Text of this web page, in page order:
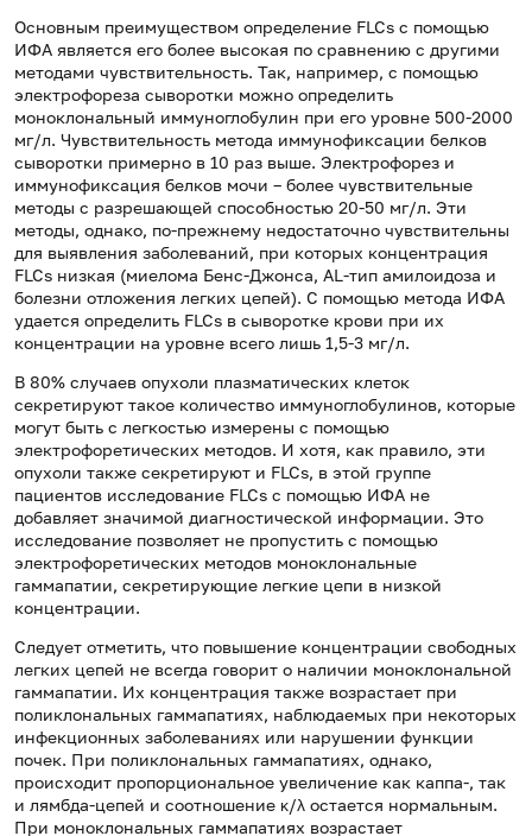
Основным преимуществом определение FLCs с помощью
ИФА является его более высокая по сравнению с другими
методами чувствительность. Так, например, с помощью
электрофореза сыворотки можно определить
моноклональный иммуноглобулин при его уровне 500-2000
мг/л. Чувствительность метода иммунофиксации белков
сыворотки примерно в 10 раз выше. Электрофорез и
иммунофиксация белков мочи – более чувствительные
методы с разрешающей способностью 20-50 мг/л. Эти
методы, однако, по-прежнему недостаточно чувствительны
для выявления заболеваний, при которых концентрация
FLCs низкая (миелома Бенс-Джонса, AL-тип амилоидоза и
болезни отложения легких цепей). С помощью метода ИФА
удается определить FLCs в сыворотке крови при их
концентрации на уровне всего лишь 1,5-3 мг/л.
В 80% случаев опухоли плазматических клеток
секретируют такое количество иммуноглобулинов, которые
могут быть с легкостью измерены с помощью
электрофоретических методов. И хотя, как правило, эти
опухоли также секретируют и FLCs, в этой группе
пациентов исследование FLCs с помощью ИФА не
добавляет значимой диагностической информации. Это
исследование позволяет не пропустить с помощью
электрофоретических методов моноклональные
гаммапатии, секретирующие легкие цепи в низкой
концентрации.
Следует отметить, что повышение концентрации свободных
легких цепей не всегда говорит о наличии моноклональной
гаммапатии. Их концентрация также возрастает при
поликлональных гаммапатиях, наблюдаемых при некоторых
инфекционных заболеваниях или нарушении функции
почек. При поликлональных гаммапатиях, однако,
происходит пропорциональное увеличение как каппа-, так
и лямбда-цепей и соотношение κ/λ остается нормальным.
При моноклональных гаммапатиях возрастает